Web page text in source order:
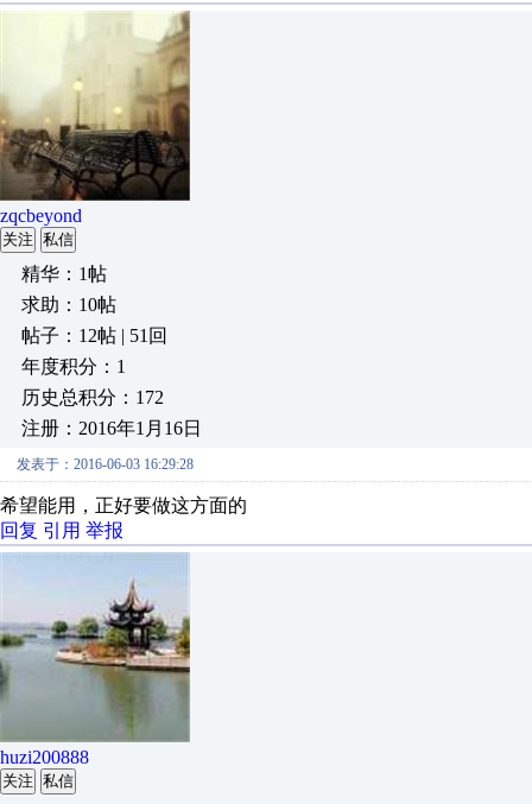
zqcbeyond
关注 私信
精华：1帖
求助：10帖
帖子：12帖 | 51回
年度积分：1
历史总积分：172
注册：2016年1月16日
发表于：2016-06-03 16:29:28
希望能用，正好要做这方面的
回复 引用 举报
huzi200888
关注 私信